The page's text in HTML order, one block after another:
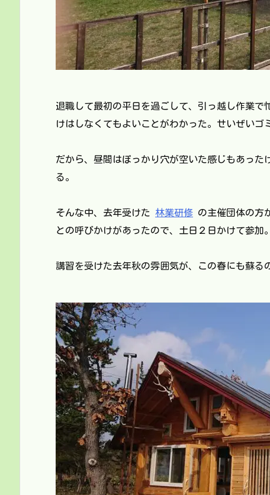
退職して最初の平日を過ごして、引っ越し作業
けはしなくてもよいことがわかった。せいぜいゴ
だから、昼間はぽっかり穴が空いた感じもあっ
る。
そんな中、去年受けた 林業研修 の主催団体の方
との呼びかけがあったので、土日２日かけて参加。
講習を受けた去年秋の雰囲気が、この春にも蘇る